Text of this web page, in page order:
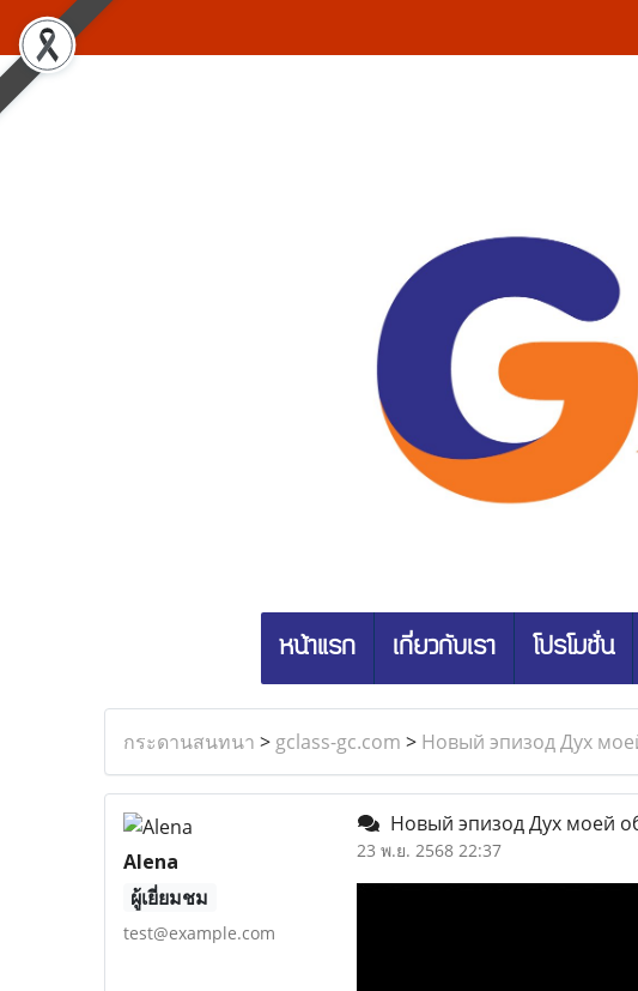
หน้าแรก เกี่ยวกับเรา โปรโมชั่น
กระดานสนทนา > gclass-gc.com > Новый эпизод Дух
Alena
ผู้เยี่ยมชม
test@example.com
Новый эпизод Дух моей
23 พ.ย. 2568 22:37